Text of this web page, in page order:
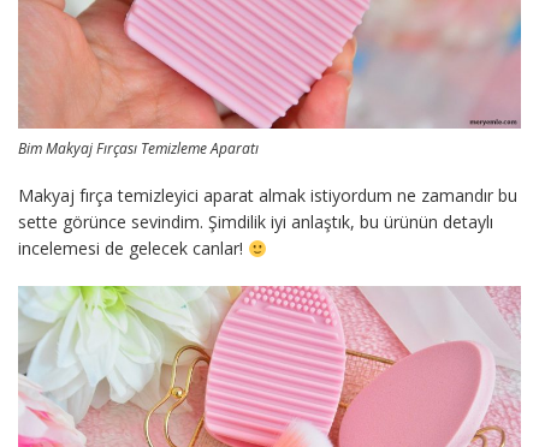
Bim Makyaj Fırçası Temizleme Aparatı
Makyaj fırça temizleyici aparat almak istiyordum ne zamandır bu
sette görünce sevindim. Şimdilik iyi anlaştık, bu ürünün detaylı
incelemesi de gelecek canlar!